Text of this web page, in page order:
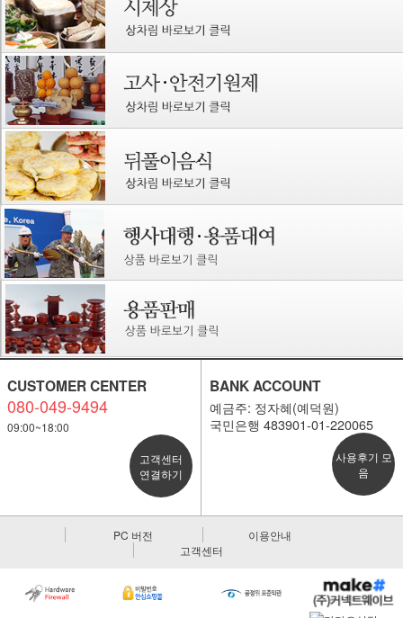
CUSTOMER CENTER
080-049-9494
09:00~18:00
고객센터
연결하기
BANK ACCOUNT
예금주: 정자혜(예덕원)
국민은행 483901-01-220065
사용후기 모
음
PC 버전
이용안내
고객센터